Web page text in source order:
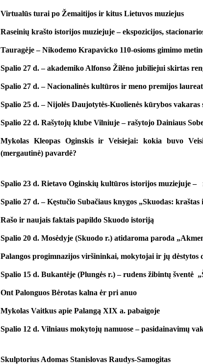
Virtualūs turai po Žemaitijos ir kitus Lietuvos muziejus
Raseinių krašto istorijos muziejuje – ekspozicijos,
Tauragėje – Nikodemo Krapavicko 110-osioms gimimo
Spalio 27 d. – akademiko Alfonso Žilėno jubiliejui skirtas
Spalio 27 d. – Nacionalinės kultūros ir meno premijos
Spalio 25 d. – Nijolės Daujotytės-Kuolienės kūrybos
Spalio 22 d. Rašytojų klube Vilniuje – rašytojo Dainiaus
Mykolas Kleopas Oginskis ir Veisiejai: kokia buvo
(mergautinė) pavardė?
Spalio 23 d. Rietavo Oginskių kultūros istorijos muziejuje
Spalio 27 d. – Kęstučio Subačiaus knygos „Skuodas: kraštas
Rašo ir naujais faktais papildo Skuodo istoriją
Spalio 20 d. Mosėdyje (Skuodo r.) atidaroma paroda
Palangos progimnazijos viršininkai, mokytojai ir jų dėstytos
Spalio 15 d. Bukantėje (Plungės r.) – rudens žibintų šventė
Ont Palonguos Bėrotas kalna ėr pri anuo
Mykolas Vaitkus apie Palangą XIX a. pabaigoje
Spalio 12 d. Vilniaus mokytojų namuose – pasidainavimų
Skulptorius Adomas Stanislovas Raudys-Samogitas